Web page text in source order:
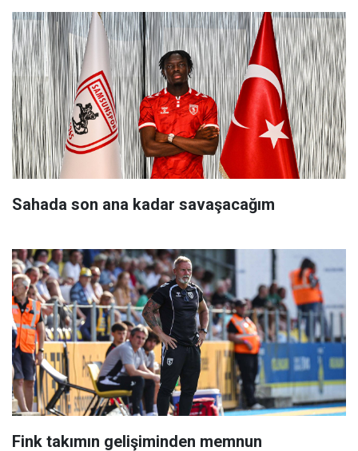
Sahada son ana kadar savaşacağım
Fink takımın gelişiminden memnun